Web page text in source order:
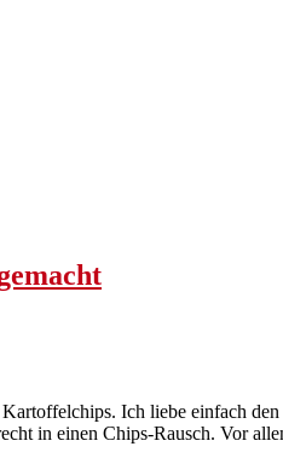
Ich liebe einfach
in einen Chips-Rausch. Vor